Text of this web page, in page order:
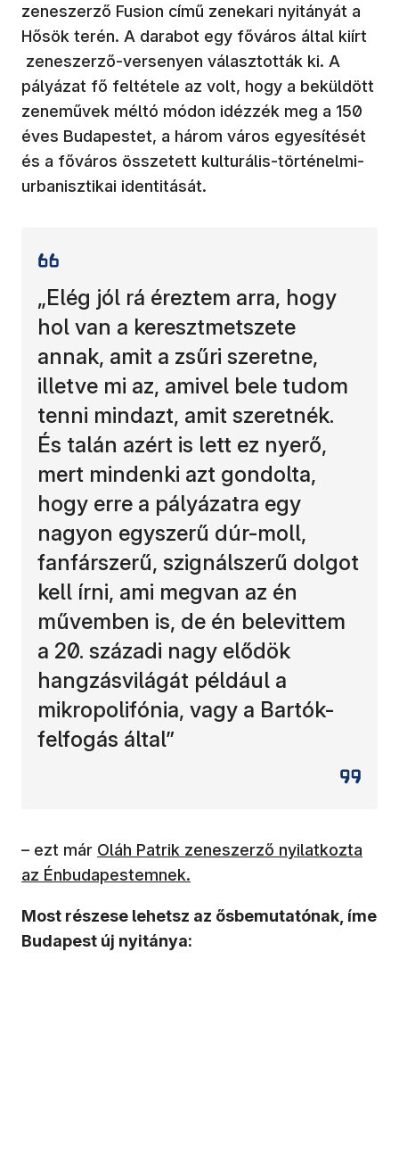
zeneszerző Fusion című zenekari nyitányát a
Hősök terén. A darabot egy főváros által kiírt
zeneszerző-versenyen választották ki. A
pályázat fő feltétele az volt, hogy a beküldött
zeneművek méltó módon idézzék meg a 150
éves Budapestet, a három város egyesítését
és a főváros összetett kulturális-történelmi-
urbanisztikai identitását.
„Elég jól rá éreztem arra, hogy
hol van a keresztmetszete
annak, amit a zsűri szeretne,
illetve mi az, amivel bele tudom
tenni mindazt, amit szeretnék.
És talán azért is lett ez nyerő,
mert mindenki azt gondolta,
hogy erre a pályázatra egy
nagyon egyszerű dúr-moll,
fanfárszerű, szignálszerű dolgot
kell írni, ami megvan az én
művemben is, de én belevittem
a 20. századi nagy elődök
hangzásvilágát például a
mikropolifónia, vagy a Bartók-
felfogás által”
– ezt már Oláh Patrik zeneszerző nyilatkozta
az Énbudapestemnek.
Most részese lehetsz az ősbemutatónak, íme
Budapest új nyitánya: